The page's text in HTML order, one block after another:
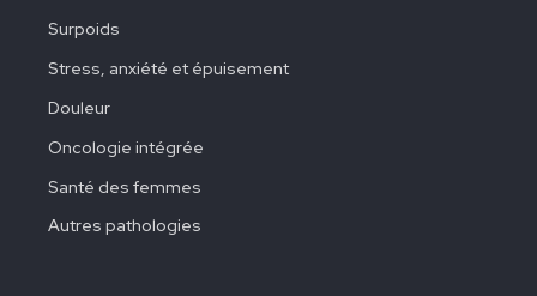
Surpoids
Stress, anxiété et épuisement
Douleur
Oncologie intégrée
Santé des femmes
Autres pathologies